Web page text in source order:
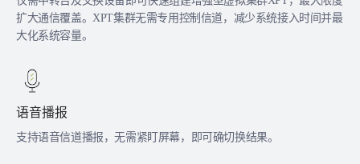
扩大通信覆盖。XPT集群无需专用控制信道，减少系统接入时间并最
大化系统容量。
语音播报
支持语音信道播报，无需紧盯屏幕，即可确切换结果。